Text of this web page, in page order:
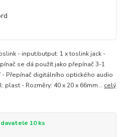
- input/output: 1 x toslink jack -
se dá použít jako přepínač 3-1
Přepínač digitálního optického audio
plast - Rozměry: 40 x 20 x 66mm... celý
10 ks